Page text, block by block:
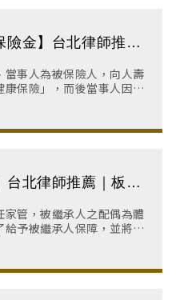
險金】台北律師推薦
事人為被保險人，向人壽
保險」，而後當事人因疾
人壽保險公司申請理賠。
當下隱匿病況，
台北律師推薦｜板橋
管，被繼承人之配偶為體
予被繼承人保障，並將婚
承人名下，渠料被繼承人
保品向銀行借貸